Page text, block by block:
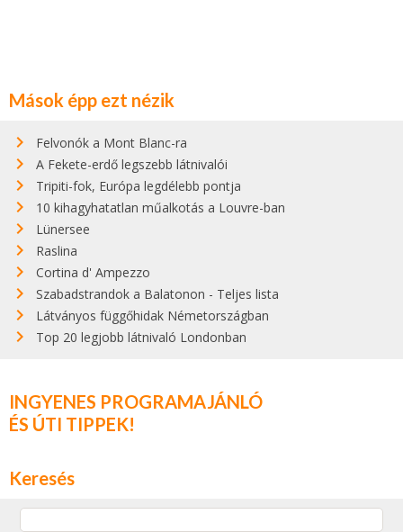
Mások épp ezt nézik
Felvonók a Mont Blanc-ra
A Fekete-erdő legszebb látnivalói
Tripiti-fok, Európa legdélebb pontja
10 kihagyhatatlan műalkotás a Louvre-ban
Lünersee
Raslina
Cortina d' Ampezzo
Szabadstrandok a Balatonon - Teljes lista
Látványos függőhidak Németországban
Top 20 legjobb látnivaló Londonban
INGYENES PROGRAMAJÁNLÓ
ÉS ÚTI TIPPEK!
Keresés